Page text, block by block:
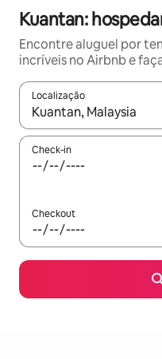
Kuantan:
Encontre aluguel por
incríveis no Airbnb e
Localização
Quando os resultados
Check-in
Checkout